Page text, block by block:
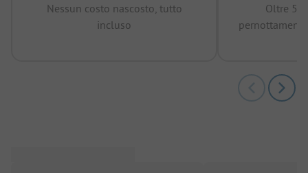
Nessun costo nascosto, tutto
incluso
Oltre